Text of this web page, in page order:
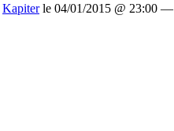
Kapiterle 04/01/2015 @ 23:00 —